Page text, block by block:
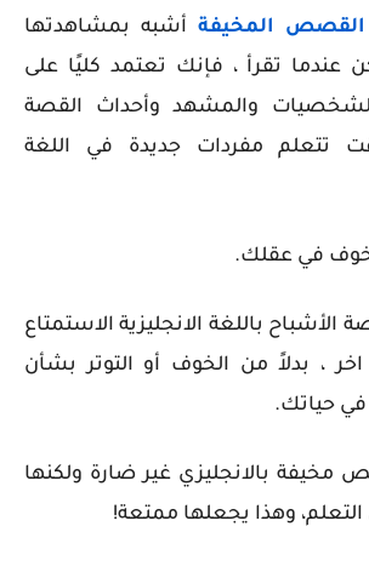
القصص المخيفة أشبه بمشاهدتها
عندما تقرأ ، فإنك تعتمد كليًا على
والمشهد وأحداث القصة
تتعلم مفردات جديدة في اللغة
في عقلك.
الأشباح باللغة الانجليزيةالاستمتاع
، بدلاً من الخوف أو التوتر بشأن
في حياتك.
مخيفة بالانجليزي غير ضارة ولكنها
وهذا يجعلها ممتعة!